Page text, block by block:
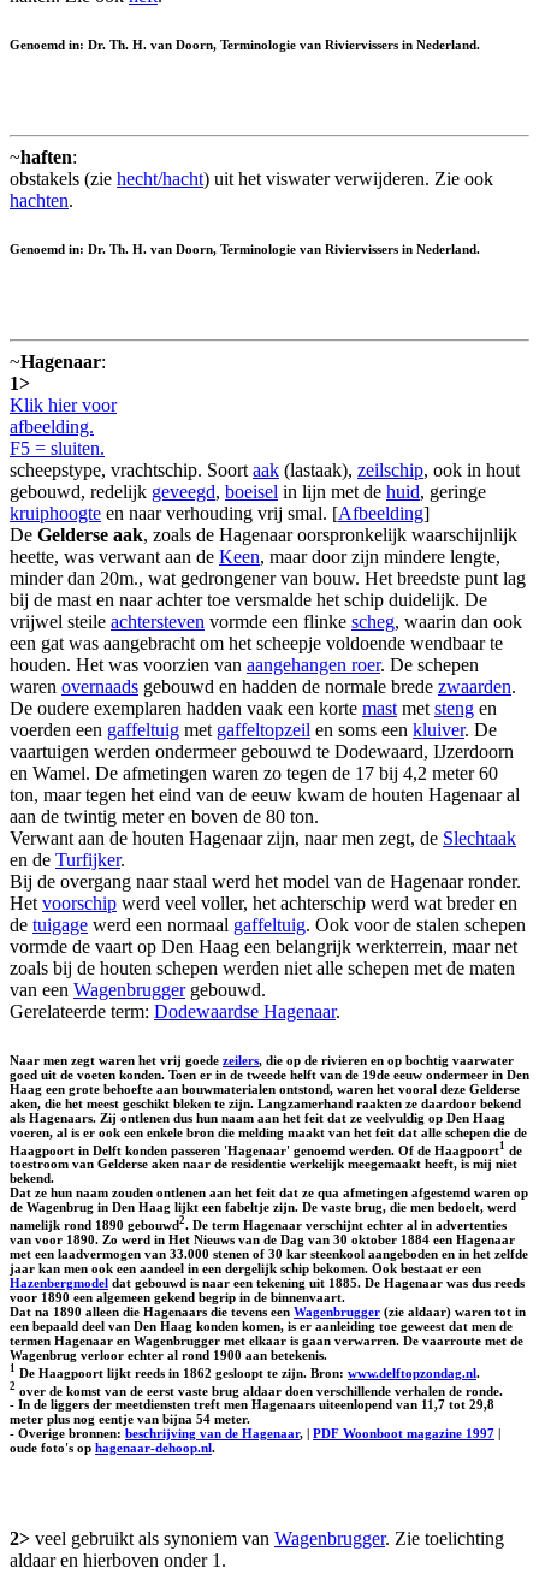
Genoemd in: Dr. Th. H. van Doorn, Terminologie van Riviervissers in Nederland.
~haften:
obstakels (zie hecht/hacht) uit het viswater verwijderen. Zie ook
hachten.
Genoemd in: Dr. Th. H. van Doorn, Terminologie van Riviervissers in Nederland.
~Hagenaar:
1>
Klik hier voor
afbeelding.
F5 = sluiten.
scheepstype, vrachtschip. Soort aak (lastaak), zeilschip, ook in hout
gebouwd, redelijk geveegd, boeisel in lijn met de huid, geringe
kruiphoogte en naar verhouding vrij smal. [Afbeelding]
De Gelderse aak, zoals de Hagenaar oorspronkelijk waarschijnlijk
heette, was verwant aan de Keen, maar door zijn mindere lengte,
minder dan 20m., wat gedrongener van bouw. Het breedste punt lag
bij de mast en naar achter toe versmalde het schip duidelijk. De
vrijwel steile achtersteven vormde een flinke scheg, waarin dan ook
een gat was aangebracht om het scheepje voldoende wendbaar te
houden. Het was voorzien van aangehangen roer. De schepen
waren overnaads gebouwd en hadden de normale brede zwaarden.
De oudere exemplaren hadden vaak een korte mast met steng en
voerden een gaffeltuig met gaffeltopzeil en soms een kluiver. De
vaartuigen werden ondermeer gebouwd te Dodewaard, IJzerdoorn
en Wamel. De afmetingen waren zo tegen de 17 bij 4,2 meter 60
ton, maar tegen het eind van de eeuw kwam de houten Hagenaar al
aan de twintig meter en boven de 80 ton.
Verwant aan de houten Hagenaar zijn, naar men zegt, de Slechtaak
en de Turfijker.
Bij de overgang naar staal werd het model van de Hagenaar ronder.
Het voorschip werd veel voller, het achterschip werd wat breder en
de tuigage werd een normaal gaffeltuig. Ook voor de stalen schepen
vormde de vaart op Den Haag een belangrijk werkterrein, maar net
zoals bij de houten schepen werden niet alle schepen met de maten
van een Wagenbruggergebouwd.
Gerelateerde term: Dodewaardse Hagenaar.
Naar men zegt waren het vrij goede zeilers, die op de rivieren en op bochtig vaarwater
goed uit de voeten konden. Toen er in de tweede helft van de 19de eeuw ondermeer in Den
Haag een grote behoefte aan bouwmaterialen ontstond, waren het vooral deze Gelderse
aken, die het meest geschikt bleken te zijn. Langzamerhand raakten ze daardoor bekend
als Hagenaars. Zij ontlenen dus hun naam aan het feit dat ze veelvuldig op Den Haag
voeren, al is er ook een enkele bron die melding maakt van het feit dat alle schepen die de
Haagpoort in Delft konden passeren 'Hagenaar' genoemd werden. Of de Haagpoort1 de
toestroom van Gelderse aken naar de residentie werkelijk meegemaakt heeft, is mij niet
bekend.
Dat ze hun naam zouden ontlenen aan het feit dat ze qua afmetingen afgestemd waren op
de Wagenbrug in Den Haag lijkt een fabeltje zijn. De vaste brug, die men bedoelt, werd
namelijk rond 1890 gebouwd2. De term Hagenaar verschijnt echter al in advertenties
van voor 1890. Zo werd in Het Nieuws van de Dag van 30 oktober 1884 een Hagenaar
met een laadvermogen van 33.000 stenen of 30 kar steenkool aangeboden en in het zelfde
jaar kan men ook een aandeel in een dergelijk schip bekomen. Ook bestaat er een
Hazenbergmodel dat gebouwd is naar een tekening uit 1885. De Hagenaar was dus reeds
voor 1890 een algemeen gekend begrip in de binnenvaart.
Dat na 1890 alleen die Hagenaars die tevens een Wagenbrugger (zie aldaar) waren tot in
een bepaald deel van Den Haag konden komen, is er aanleiding toe geweest dat men de
termen Hagenaar en Wagenbrugger met elkaar is gaan verwarren. De vaarroute met de
Wagenbrug verloor echter al rond 1900 aan betekenis.
1 De Haagpoort lijkt reeds in 1862 gesloopt te zijn. Bron: www.delftopzondag.nl.
2 over de komst van de eerst vaste brug aldaar doen verschillende verhalen de ronde.
- In de liggers der meetdiensten treft men Hagenaars uiteenlopend van 11,7 tot 29,8
meter plus nog eentje van bijna 54 meter.
- Overige bronnen: beschrijving van de Hagenaar, | PDF Woonboot magazine 1997 |
oude foto's op hagenaar-dehoop.nl.
2> veel gebruikt als synoniem van Wagenbrugger. Zie toelichting
aldaar en hierboven onder 1.